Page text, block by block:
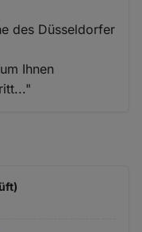
des Düsseldorfer
Ihnen